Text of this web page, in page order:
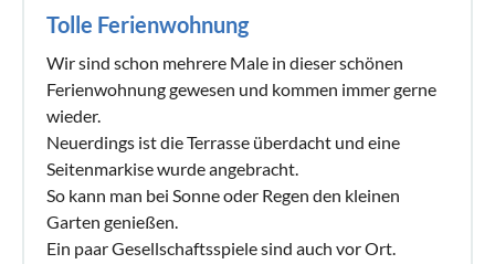
Tolle Ferienwohnung
Wir sind schon mehrere Male in dieser schönen
Ferienwohnung gewesen und kommen immer gerne
wieder.
Neuerdings ist die Terrasse überdacht und eine
Seitenmarkise wurde angebracht.
So kann man bei Sonne oder Regen den kleinen
Garten genießen.
Ein paar Gesellschaftsspiele sind auch vor Ort.